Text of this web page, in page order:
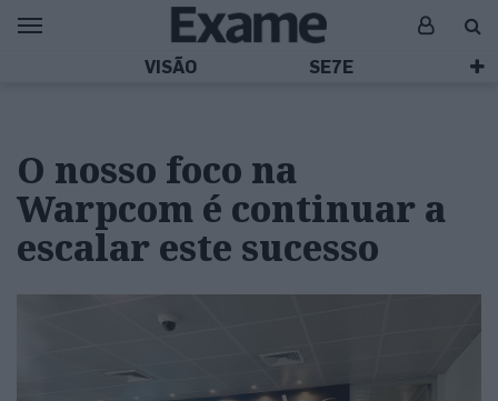
VISÃO SE7E
O nosso foco na
Warpcom é continuar a
escalar este sucesso